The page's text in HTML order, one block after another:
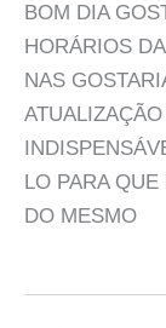
BOM DIA
HORÁRIOS
NAS
LO PARA
DO MESMO